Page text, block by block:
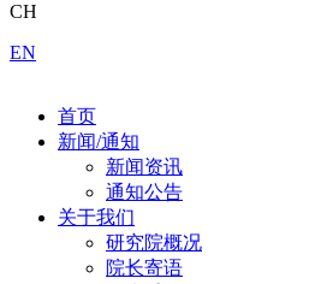
CH
EN
首页
新闻/通知
新闻资讯
通知公告
关于我们
研究院概况
院长寄语